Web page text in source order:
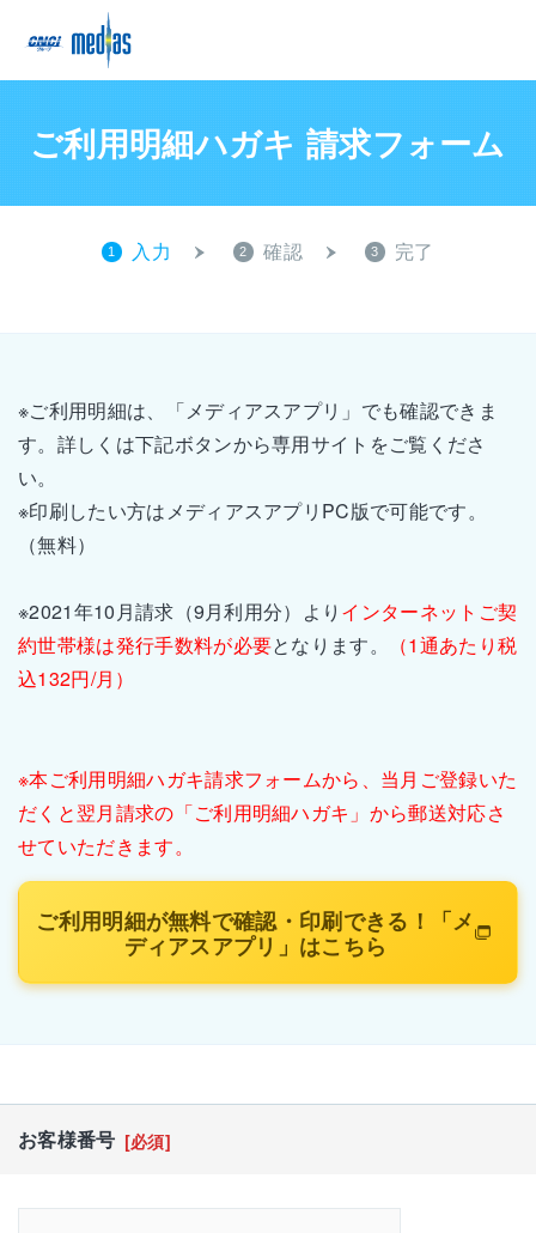
ご利用明細ハガキ 請求フォーム
1 入力 2 確認 3 完了
※ご利用明細は、「メディアスアプリ」でも確認できま
す。詳しくは下記ボタンから専用サイトをご覧くださ
い。
※印刷したい方はメディアスアプリPC版で可能です。
（無料）
※2021年10月請求（9月利用分）より インターネットご契
約世帯様は発行手数料が必要となります。
（1通あたり税
込132円/月）
※本ご利用明細ハガキ請求フォームから、当月ご登録いた
だくと翌月請求の「ご利用明細ハガキ」から郵送対応さ
せていただきます。
ご利用明細が無料で確認・印刷できる！「メ
ディアスアプリ」はこちら
お客様番号 [必須]